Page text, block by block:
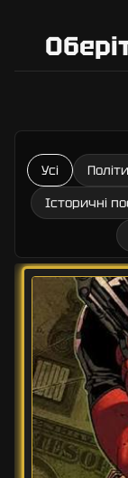
Усі
Історичні